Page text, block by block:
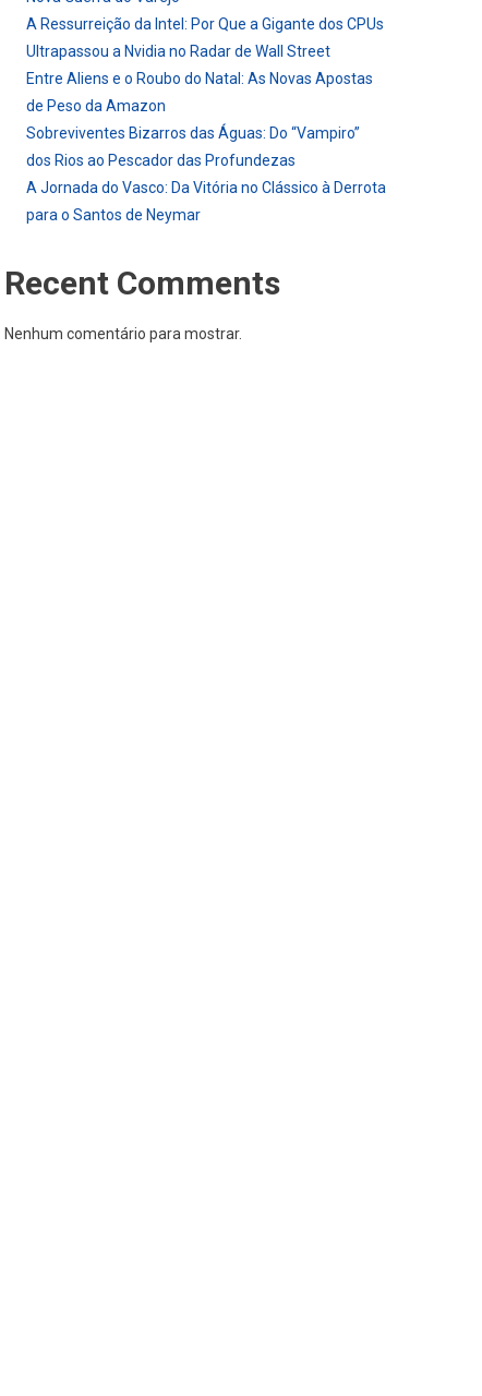
A Ressurreição da Intel: Por Que a Gigante dos CPUs
Ultrapassou a Nvidia no Radar de Wall Street
Entre Aliens e o Roubo do Natal: As Novas Apostas
de Peso da Amazon
Sobreviventes Bizarros das Águas: Do “Vampiro”
dos Rios ao Pescador das Profundezas
A Jornada do Vasco: Da Vitória no Clássico à Derrota
para o Santos de Neymar
Recent Comments
Nenhum comentário para mostrar.